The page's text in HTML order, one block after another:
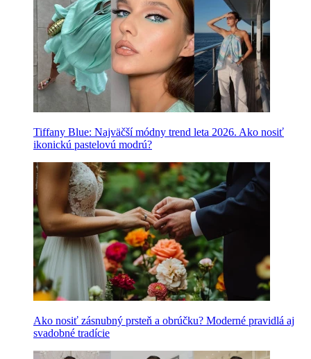
Tiffany Blue: Najväčší módny trend leta 2026. Ako nosiť
ikonickú pastelovú modrú?
Ako nosiť zásnubný prsteň a obrúčku? Moderné pravidlá aj
svadobné tradície